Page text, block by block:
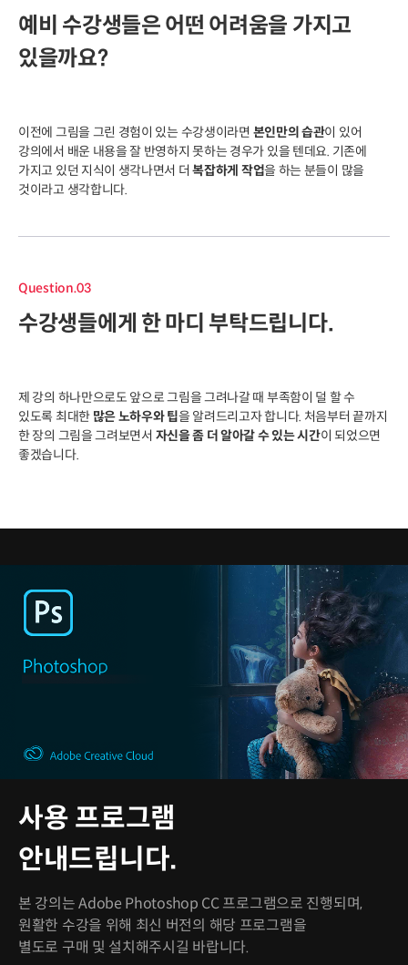
예비 수강생들은 어떤 어려움을 가지고
있을까요?
이전에 그림을 그린 경험이 있는 수강생이라면 본인만의 습관이 있어
강의에서 배운 내용을 잘 반영하지 못하는 경우가 있을 텐데요. 기존에
가지고 있던 지식이 생각나면서 더복잡하게 작업을 하는 분들이 많을
것이라고 생각합니다.
Question.03
수강생들에게 한 마디 부탁드립니다.
제 강의 하나만으로도 앞으로 그림을 그려나갈 때 부족함이 덜 할 수
있도록 최대한 많은 노하우와 팁을 알려드리고자 합니다. 처음부터 끝까지
한 장의 그림을 그려보면서 자신을 좀 더 알아갈 수 있는 시간이 되었으면
좋겠습니다.
사용 프로그램
안내드립니다.
본 강의는 Adobe Photoshop CC 프로그램으로 진행되며,
원활한 수강을 위해 최신 버전의 해당 프로그램을
별도로 구매 및 설치해주시길 바랍니다.